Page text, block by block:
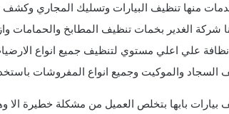
منها تنظيف البيارات وتسليك المجاري وكشف
شركة الغدير بخمات تنظيف المطابخ والحمامات
نظافة علي اعلي مستوي لتنظيف جميع انواع
السجاد والموكيت وجميع انواع المفروشات
بابها بتخلص العميل من مشكلة خطيرة الا